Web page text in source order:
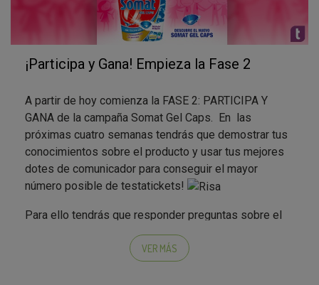
¡Participa y Gana! Empieza la Fase 2
A partir de hoy comienza la FASE 2: PARTICIPA Y
GANA de la campaña Somat Gel Caps. En las
próximas cuatro semanas tendrás que demostrar tus
conocimientos sobre el producto y usar tus mejores
dotes de comunicador para conseguir el mayor
número posible de testatickets!
Para ello tendrás que responder preguntas sobre el
producto, ver vídeos, compartir en las redes sociales,
e incluso jugar con la marca. ¡Ahora ya tan sólo
depende de ti conseguir superar la nota de corte y
VER MÁS